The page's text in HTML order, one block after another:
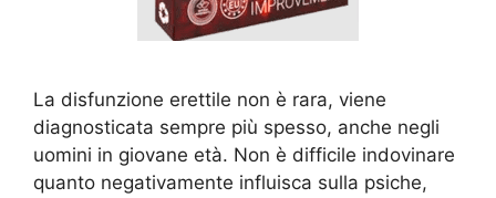
La disfunzione erettile non è rara, viene
diagnosticata sempre più spesso, anche negli
uomini in giovane età. Non è difficile indovinare
quanto negativamente influisca sulla psiche,